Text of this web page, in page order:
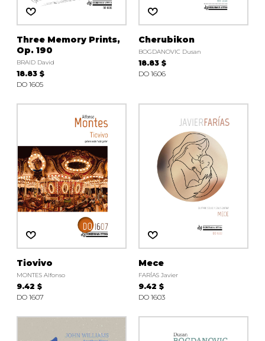
Three Memory Prints,
Op. 190
BRAID David
18.83 $
DO 1605
Cherubikon
BOGDANOVIC Dusan
18.83 $
DO 1606
Tiovivo
MONTES Alfonso
9.42 $
DO 1607
Mece
FARÍAS Javier
9.42 $
DO 1603